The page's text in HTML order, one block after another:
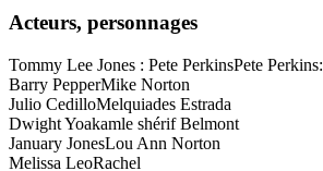
Acteurs, personnages
Tommy Lee Jones : Pete PerkinsPete Perkins:
Barry PepperMike Norton
Julio CedilloMelquiades Estrada
Dwight Yoakamle shérif Belmont
January JonesLou Ann Norton
Melissa LeoRachel